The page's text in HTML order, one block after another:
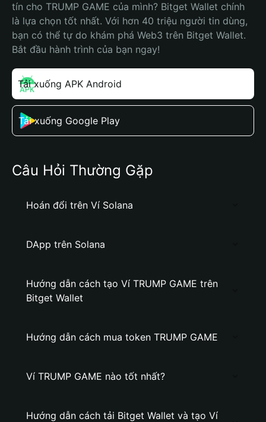
tín cho TRUMP GAME của mình? Bitget Wallet chính
là lựa chọn tốt nhất. Với hơn 40 triệu người tin dùng,
bạn có thể tự do khám phá Web3 trên Bitget Wallet.
Bắt đầu hành trình của bạn ngay!
Tải xuống APK Android
Tải xuống Google Play
Câu Hỏi Thường Gặp
Hoán đổi trên Ví Solana
DApp trên Solana
Hướng dẫn cách tạo Ví TRUMP GAME trên
Bitget Wallet
Hướng dẫn cách mua token TRUMP GAME
Ví TRUMP GAME nào tốt nhất?
Hướng dẫn cách tải Bitget Wallet và tạo Ví